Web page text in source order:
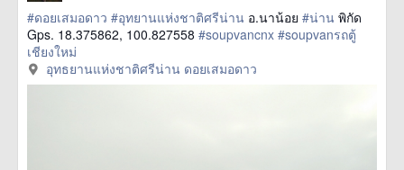
#ดอยเสมอดาว #อุทยานแห่งชาติศรีน่าน อ.นาน้อย #น่าน พิกัด
Gps. 18.375862, 100.827558 #soupvancnx #soupvanรถตู้
เชียงใหม่
อุทธยานแห่งชาติศรีน่าน ดอยเสมอดาว